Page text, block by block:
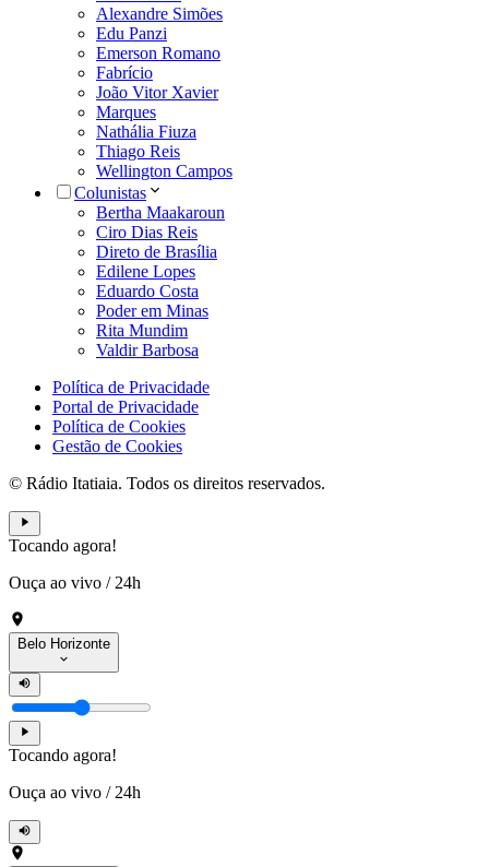
Alexandre Simões
Edu Panzi
Emerson Romano
Fabrício
João Vitor Xavier
Marques
Nathália Fiuza
Thiago Reis
Wellington Campos
Colunistas
Bertha Maakaroun
Ciro Dias Reis
Direto de Brasília
Edilene Lopes
Eduardo Costa
Poder em Minas
Rita Mundim
Valdir Barbosa
Política de Privacidade
Portal de Privacidade
Política de Cookies
Gestão de Cookies
© Rádio Itatiaia. Todos os direitos reservados.
Tocando agora!
Ouça ao vivo / 24h
Belo Horizonte
Tocando agora!
Ouça ao vivo / 24h